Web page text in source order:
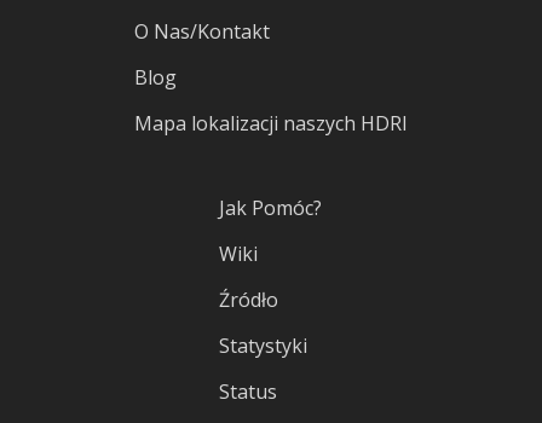
O Nas/Kontakt
Blog
Mapa lokalizacji naszych HDRI
Jak Pomóc?
Wiki
Źródło
Statystyki
Status